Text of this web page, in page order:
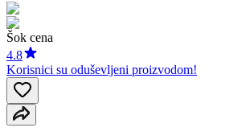
Šok cena
4.8
Korisnici su oduševljeni proizvodom!